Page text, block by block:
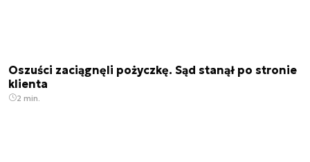
Oszuści zaciągnęli pożyczkę. Sąd stanął po stronie
klienta
2 min.